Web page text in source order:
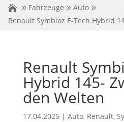
Fahrzeuge
Auto
Renault Symbioz E-Tech Hybrid
Renault
Hybrid 145-
den Welten
17.04.2025 | Auto, Renault,